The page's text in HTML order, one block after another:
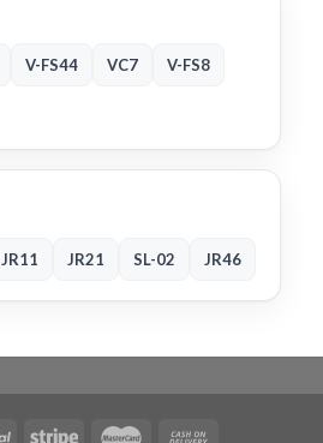
V-FS44 VC7 V-FS8
JR11 JR21 SL-02 JR46